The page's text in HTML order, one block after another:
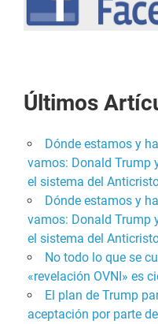
Últimos
Dónde estamos y
vamos: Donald Trump
el sistema del
Dónde estamos y
vamos: Donald Trump
el sistema del
No todo lo que se
«revelación OVNI» es
El plan de Trump
aceptación por parte